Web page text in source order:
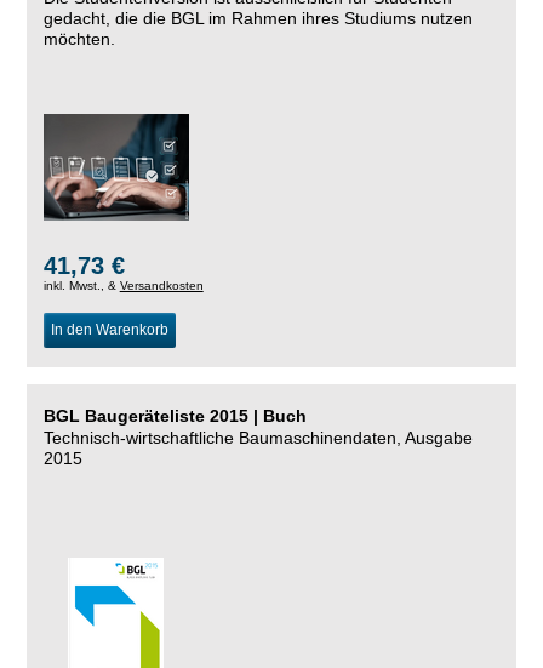
gedacht, die die BGL im Rahmen ihres Studiums nutzen
möchten.
41,73 €
inkl. Mwst., & Versandkosten
In den Warenkorb
BGL Baugeräteliste 2015 | Buch
Technisch-wirtschaftliche Baumaschinendaten, Ausgabe
2015